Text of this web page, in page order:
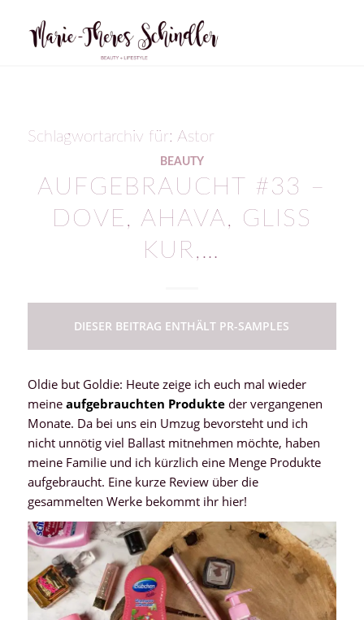
Schlagwortarchiv für: Astor
BEAUTY
AUFGEBRAUCHT #33 –
DOVE, AHAVA, GLISS
KUR,…
DIESER BEITRAG ENTHÄLT PR-SAMPLES
Oldie but Goldie: Heute zeige ich euch mal wieder
meineaufgebrauchten Produkteder vergangenen
Monate. Da bei uns ein Umzug bevorsteht und ich
nicht unnötig viel Ballast mitnehmen möchte, haben
meine Familie und ich kürzlich eine Menge Produkte
aufgebraucht. Eine kurze Review über die
gesammelten Werke bekommt ihr hier!